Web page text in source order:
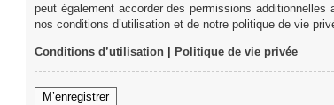
peut également accorder des permissions
nos conditions d’utilisation et de notre politique de vie
Conditions d’utilisation Politique de vie privée
M’enregistrer